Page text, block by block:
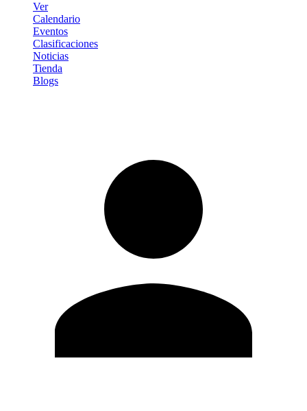
Ver
Calendario
Eventos
Clasificaciones
Noticias
Tienda
Blogs